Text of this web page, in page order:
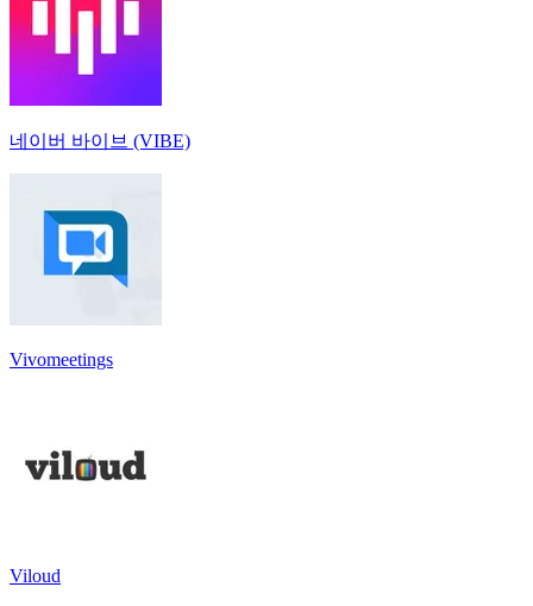
네이버 바이브 (VIBE)
Vivomeetings
Viloud